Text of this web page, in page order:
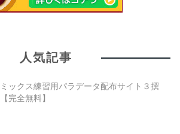
人気記事
ミックス練習用パラデータ配布サイト３撰
【完全無料】